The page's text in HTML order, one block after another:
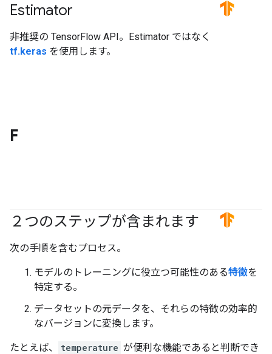
Estimator #TensorFlow
非推奨の TensorFlow API。Estimator ではなく
tf.keras を使用します。
F
２つのステップが含まれます#fundamentals #TensorFlow
次の手順を含むプロセス。
モデルのトレーニングに役立つ可能性のある特徴を
特定する。
データセットの元データを、それらの特徴の効率的
なバージョンに変換します。
たとえば、 temperature が便利な機能であると判断でき